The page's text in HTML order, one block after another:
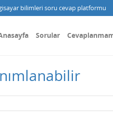
bilimleri soru cevap platformu
Sorular